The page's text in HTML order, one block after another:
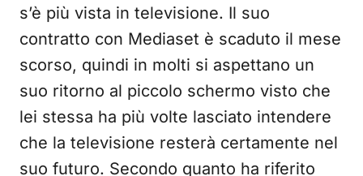
s’è più vista in televisione. Il suo
contratto con Mediaset è scaduto il mese
scorso, quindi in molti si aspettano un
suo ritorno al piccolo schermo visto che
lei stessa ha più volte lasciato intendere
che la televisione resterà certamente nel
suo futuro. Secondo quanto ha riferito